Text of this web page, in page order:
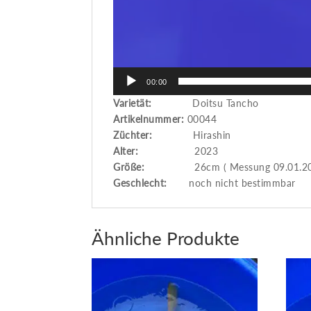
00:00
Varietät: Doitsu Tancho
Artikelnummer: 00044
Züchter: Hirashin
Alter: 2023
Größe: 26cm ( Messung
Geschlecht: noch nicht bestimmbar
Ähnliche Produkte